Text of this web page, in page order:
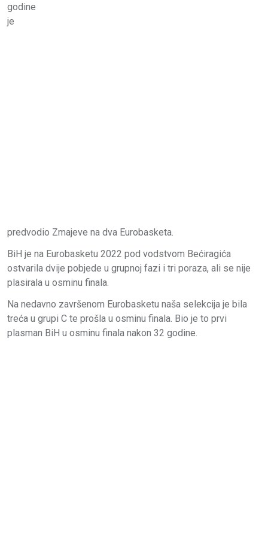
godine
je
predvodio Zmajeve na dva Eurobasketa.
BiH je na Eurobasketu 2022 pod vodstvom Bećiragića
ostvarila dvije pobjede u grupnoj fazi i tri poraza, ali se nije
plasirala u osminu finala.
Na nedavno završenom Eurobasketu naša selekcija je bila
treća u grupi C te prošla u osminu finala. Bio je to prvi
plasman BiH u osminu finala nakon 32 godine.